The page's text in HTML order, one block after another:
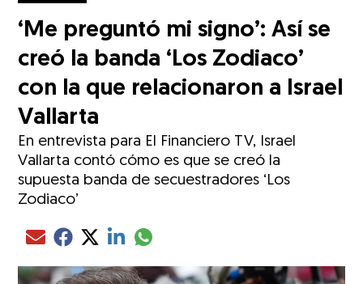
‘Me preguntó mi signo’: Así se
creó la banda ‘Los Zodiaco’
con la que relacionaron a Israel
Vallarta
En entrevista para El Financiero TV, Israel
Vallarta contó cómo es que se creó la
supuesta banda de secuestradores ‘Los
Zodiaco’
Compartir el artículo actual mediante Email
Compartir el artículo actual mediante Facebook
Compartir el artículo actual mediante Twitter
Compartir el artículo actual mediante LinkedIn
Compartir el artículo actual mediante